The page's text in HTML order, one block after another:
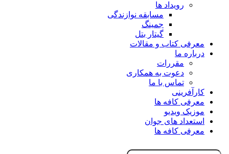
رویداد ها
مسابقه نوازندگی
جمینگ
گیتار بتل
معرفی کتاب و مقالات
درباره ما
مقررات
دعوت به همکاری
تماس با ما
کارآفرینی
معرفی کافه ها
موزیک ویدیو
استعداد های جوان
معرفی کافه ها